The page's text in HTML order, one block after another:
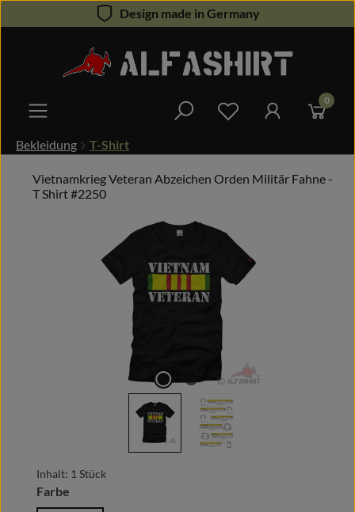
Zum Hauptinhalt springenDesign made in Germany
Du hast 0 0
Bekleidung T-Shirt
Vietnamkrieg Veteran Abzeichen Orden Militär Fahne -
T Shirt #2250
Bildergalerie überspringen
Inhalt: 1 Stück
Farbe